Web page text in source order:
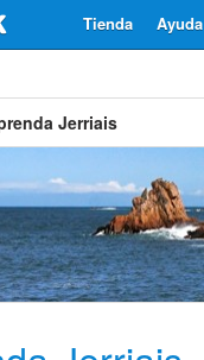
Ayuda
Tienda
Jerriais